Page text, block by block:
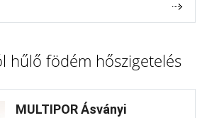
hűlő födém hőszigetelés
MULTIPOR Ásványi